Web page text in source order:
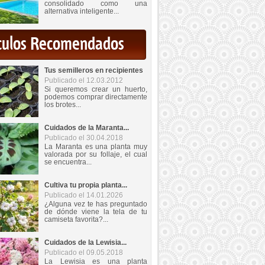
consolidado como una
alternativa inteligente...
Recomendados
Tus semilleros en recipientes
Publicado el 12.03.2012
Si queremos crear un huerto,
podemos comprar directamente
los brotes...
Cuidados de la Maranta...
Publicado el 30.04.2018
La Maranta es una planta muy
valorada por su follaje, el cual
se encuentra...
Cultiva tu propia planta...
Publicado el 14.01.2026
¿Alguna vez te has preguntado
de dónde viene la tela de tu
camiseta favorita?...
Cuidados de la Lewisia...
Publicado el 09.05.2018
La Lewisia es una planta